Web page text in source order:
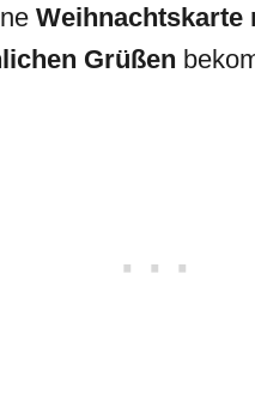
Weihnachtskarte
Grüßen